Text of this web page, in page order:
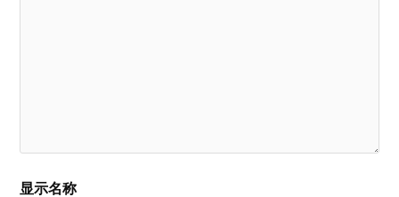
显示名称